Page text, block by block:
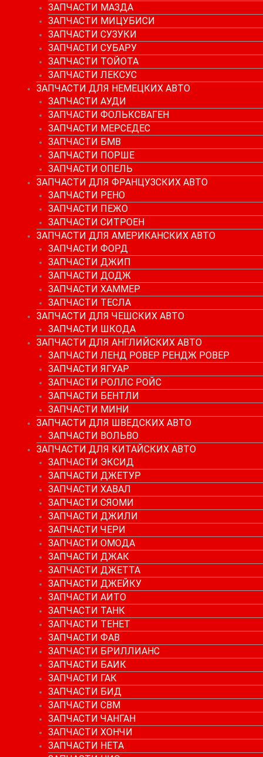
ЗАПЧАСТИ МАЗДА
ЗАПЧАСТИ МИЦУБИСИ
ЗАПЧАСТИ СУЗУКИ
ЗАПЧАСТИ СУБАРУ
ЗАПЧАСТИ ТОЙОТА
ЗАПЧАСТИ ЛЕКСУС
ЗАПЧАСТИ ДЛЯ НЕМЕЦКИХ АВТО
ЗАПЧАСТИ АУДИ
ЗАПЧАСТИ ФОЛЬКСВАГЕН
ЗАПЧАСТИ МЕРСЕДЕС
ЗАПЧАСТИ БМВ
ЗАПЧАСТИ ПОРШЕ
ЗАПЧАСТИ ОПЕЛЬ
ЗАПЧАСТИ ДЛЯ ФРАНЦУЗСКИХ АВТО
ЗАПЧАСТИ РЕНО
ЗАПЧАСТИ ПЕЖО
ЗАПЧАСТИ СИТРОЕН
ЗАПЧАСТИ ДЛЯ АМЕРИКАНСКИХ АВТО
ЗАПЧАСТИ ФОРД
ЗАПЧАСТИ ДЖИП
ЗАПЧАСТИ ДОДЖ
ЗАПЧАСТИ ХАММЕР
ЗАПЧАСТИ ТЕСЛА
ЗАПЧАСТИ ДЛЯ ЧЕШСКИХ АВТО
ЗАПЧАСТИ ШКОДА
ЗАПЧАСТИ ДЛЯ АНГЛИЙСКИХ АВТО
ЗАПЧАСТИ ЛЕНД РОВЕР РЕНДЖ РОВЕР
ЗАПЧАСТИ ЯГУАР
ЗАПЧАСТИ РОЛЛС РОЙС
ЗАПЧАСТИ БЕНТЛИ
ЗАПЧАСТИ МИНИ
ЗАПЧАСТИ ДЛЯ ШВЕДСКИХ АВТО
ЗАПЧАСТИ ВОЛЬВО
ЗАПЧАСТИ ДЛЯ КИТАЙСКИХ АВТО
ЗАПЧАСТИ ЭКСИД
ЗАПЧАСТИ ДЖЕТУР
ЗАПЧАСТИ ХАВАЛ
ЗАПЧАСТИ СЯОМИ
ЗАПЧАСТИ ДЖИЛИ
ЗАПЧАСТИ ЧЕРИ
ЗАПЧАСТИ ОМОДА
ЗАПЧАСТИ ДЖАК
ЗАПЧАСТИ ДЖЕТТА
ЗАПЧАСТИ ДЖЕЙКУ
ЗАПЧАСТИ АИТО
ЗАПЧАСТИ ТАНК
ЗАПЧАСТИ ТЕНЕТ
ЗАПЧАСТИ ФАВ
ЗАПЧАСТИ БРИЛЛИАНС
ЗАПЧАСТИ БАИК
ЗАПЧАСТИ ГАК
ЗАПЧАСТИ БИД
ЗАПЧАСТИ СВМ
ЗАПЧАСТИ ЧАНГАН
ЗАПЧАСТИ ХОНЧИ
ЗАПЧАСТИ НЕТА